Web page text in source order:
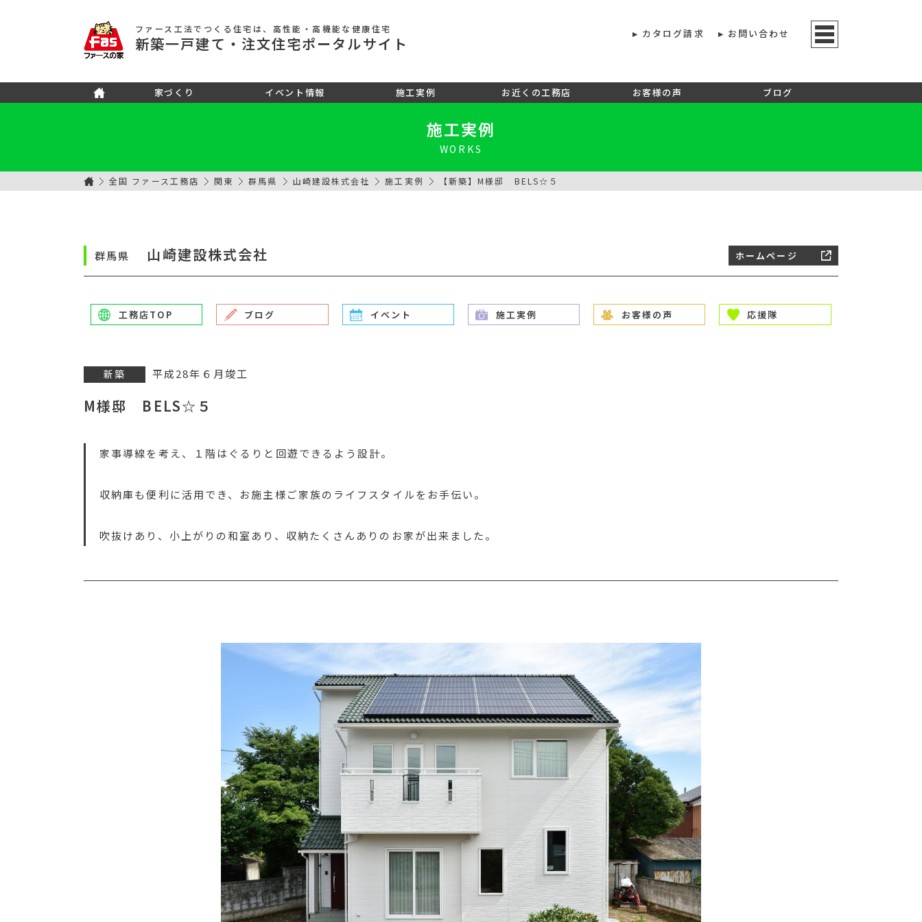
ファース工法でつくる住宅 は、高性能・高機能な健康住宅
新築一戸建て ・注文住宅ポータルサイト
カタログ請求 お問い合わせ
家づくり イベント情報 施工実例 お近くの工務店 お客様の声 ブログ
施工実例
WORKS
全国 ファース工務店 関東 群馬県 山崎建設株式会社 施工実例 【新築】M様邸 BELS☆５
群馬県 山崎建設株式会社 ホームページ
工務店TOP ブログ イベント 施工実例 お客様の声 応援隊
新築 平成28年６月竣工
M様邸 BELS☆５
家事導線を考え、１階はぐるりと回遊できるよう設計。
収納庫も便利に活用でき、お施主様ご家族のライフスタイルをお手伝い。
吹抜けあり、小上がりの和室あり、収納たくさんありのお家が出来ました。